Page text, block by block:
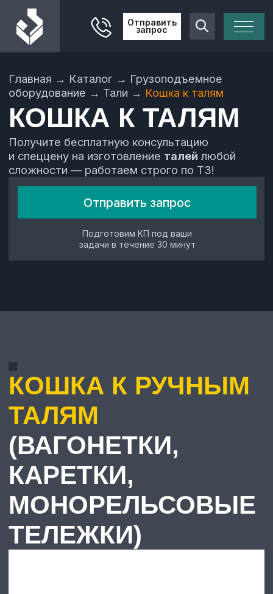
Отправить
запрос
КОШКА К ТАЛЯМ
Получите бесплатную консультацию
и спеццену на изготовление
талей любой
сложности — работаем строго по ТЗ!
Отправить запрос
Подготовим КП под ваши
задачи в течение 30 минут
(ВАГОНЕТКИ,
МОНОРЕЛЬСОВЫЕ
ТЕЛЕЖКИ)